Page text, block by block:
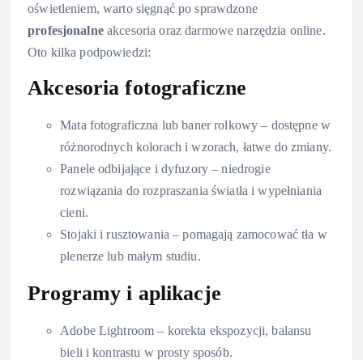
oświetleniem, warto sięgnąć po sprawdzone
profesjonalneakcesoria oraz darmowe narzędzia online.
Oto kilka podpowiedzi:
Akcesoria fotograficzne
Mata fotograficzna lub baner rolkowy – dostępne w
różnorodnych kolorach i wzorach, łatwe do zmiany.
Panele odbijające i dyfuzory – niedrogie
rozwiązania do rozpraszania światła i wypełniania
cieni.
Stojaki i rusztowania – pomagają zamocować tła w
plenerze lub małym studiu.
Programy i aplikacje
Adobe Lightroom – korekta ekspozycji, balansu
bieli i kontrastu w prosty sposób.